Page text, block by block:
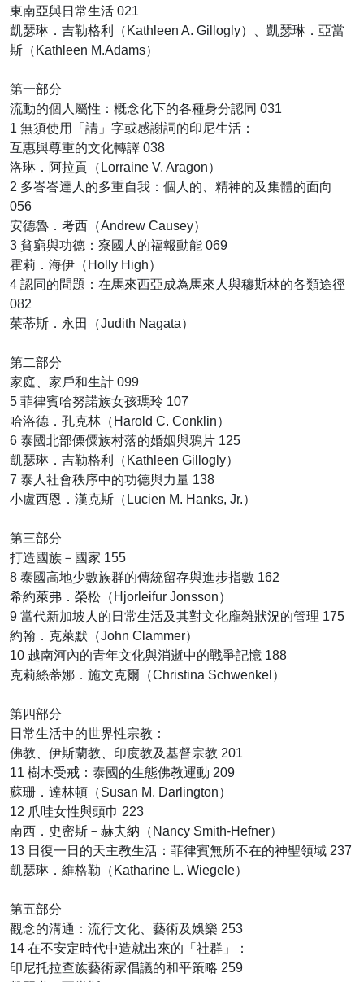
東南亞與日常生活 021
凱瑟琳．吉勒格利（Kathleen A. Gillogly）、凱瑟琳．亞當
斯（Kathleen M.Adams）
第一部分
流動的個人屬性：概念化下的各種身分認同 031
1 無須使用「請」字或感謝詞的印尼生活：
互惠與尊重的文化轉譯 038
洛琳．阿拉貢（Lorraine V. Aragon）
2 多峇峇達人的多重自我：個人的、精神的及集體的面向
056
安德魯．考西（Andrew Causey）
3 貧窮與功德：寮國人的福報動能 069
霍莉．海伊（Holly High）
4 認同的問題：在馬來西亞成為馬來人與穆斯林的各類途徑
082
茱蒂斯．永田（Judith Nagata）
第二部分
家庭、家戶和生計 099
5 菲律賓哈努諾族女孩瑪玲 107
哈洛德．孔克林（Harold C. Conklin）
6 泰國北部傈僳族村落的婚姻與鴉片 125
凱瑟琳．吉勒格利（Kathleen Gillogly）
7 泰人社會秩序中的功德與力量 138
小盧西恩．漢克斯（Lucien M. Hanks, Jr.）
第三部分
打造國族－國家 155
8 泰國高地少數族群的傳統留存與進步指數 162
希約萊弗．榮松（Hjorleifur Jonsson）
9 當代新加坡人的日常生活及其對文化龐雜狀況的管理 175
約翰．克萊默（John Clammer）
10 越南河內的青年文化與消逝中的戰爭記憶 188
克莉絲蒂娜．施文克爾（Christina Schwenkel）
第四部分
日常生活中的世界性宗教：
佛教、伊斯蘭教、印度教及基督宗教 201
11 樹木受戒：泰國的生態佛教運動 209
蘇珊．達林頓（Susan M. Darlington）
12 爪哇女性與頭巾 223
南西．史密斯－赫夫納（Nancy Smith-Hefner）
13 日復一日的天主教生活：菲律賓無所不在的神聖領域 237
凱瑟琳．維格勒（Katharine L. Wiegele）
第五部分
觀念的溝通：流行文化、藝術及娛樂 253
14 在不安定時代中造就出來的「社群」：
印尼托拉查族藝術家倡議的和平策略 259